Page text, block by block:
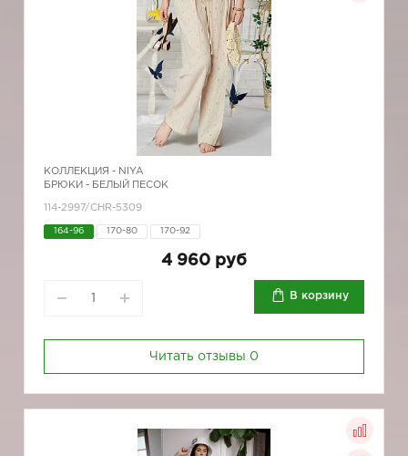
КОЛЛЕКЦИЯ - NIYA
БРЮКИ - БЕЛЫЙ ПЕСОК
114-2997/CHR-5309
164-96 170-80 170-92
4 960 руб
В корзину
Читать отзывы 0